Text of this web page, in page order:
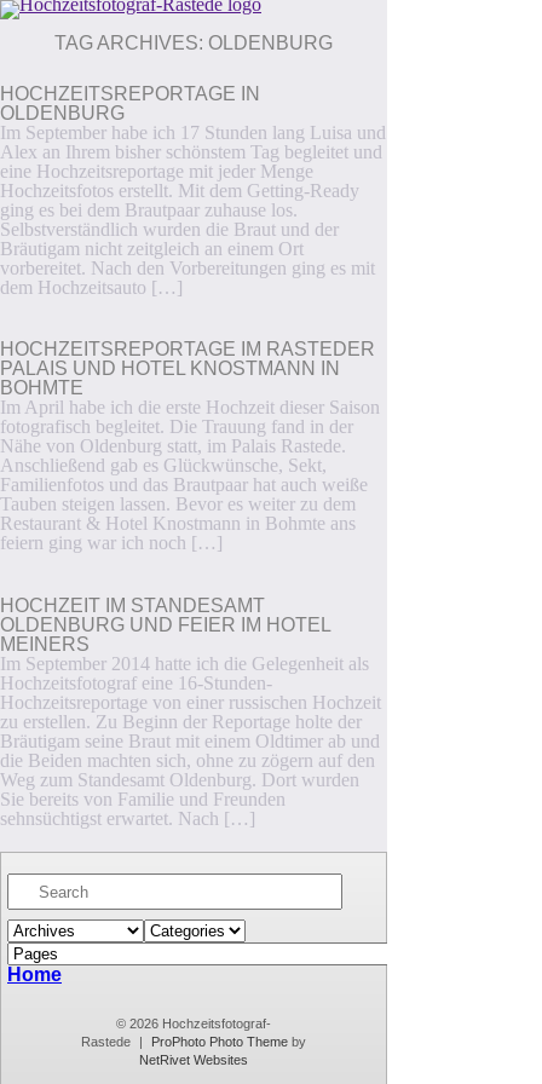
TAG ARCHIVES: OLDENBURG
HOCHZEITSREPORTAGE IN
OLDENBURG
Im September habe ich 17 Stunden lang Luisa und
Alex an Ihrem bisher schönstem Tag begleitet und
eine Hochzeitsreportage mit jeder Menge
Hochzeitsfotos erstellt. Mit dem Getting-Ready
ging es bei dem Brautpaar zuhause los.
Selbstverständlich wurden die Braut und der
Bräutigam nicht zeitgleich an einem Ort
vorbereitet. Nach den Vorbereitungen ging es mit
dem Hochzeitsauto […]
HOCHZEITSREPORTAGE IM RASTEDER
PALAIS UND HOTEL KNOSTMANN IN
BOHMTE
Im April habe ich die erste Hochzeit dieser Saison
fotografisch begleitet. Die Trauung fand in der
Nähe von Oldenburg statt, im Palais Rastede.
Anschließend gab es Glückwünsche, Sekt,
Familienfotos und das Brautpaar hat auch weiße
Tauben steigen lassen. Bevor es weiter zu dem
Restaurant & Hotel Knostmann in Bohmte ans
feiern ging war ich noch […]
HOCHZEIT IM STANDESAMT
OLDENBURG UND FEIER IM HOTEL
MEINERS
Im September 2014 hatte ich die Gelegenheit als
Hochzeitsfotograf eine 16-Stunden-
Hochzeitsreportage von einer russischen Hochzeit
zu erstellen. Zu Beginn der Reportage holte der
Bräutigam seine Braut mit einem Oldtimer ab und
die Beiden machten sich, ohne zu zögern auf den
Weg zum Standesamt Oldenburg. Dort wurden
Sie bereits von Familie und Freunden
sehnsüchtigst erwartet. Nach […]
Home
© 2026 Hochzeitsfotograf-
Rastede
| ProPhoto Photo Themeby
NetRivet Websites